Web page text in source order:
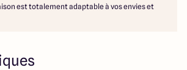
Nantes
est totalement adaptable à vos envies et